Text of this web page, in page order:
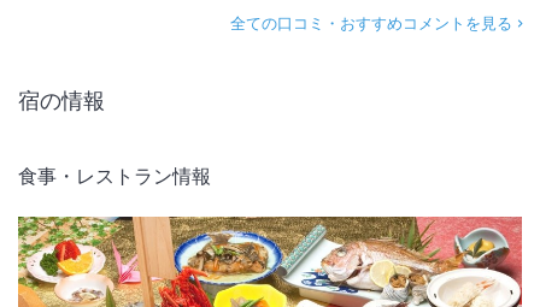
全ての口コミ・おすすめコメントを見る
宿の情報
食事・レストラン情報